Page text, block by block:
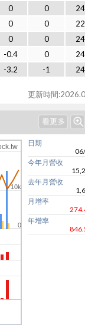
0 0
0 0
0 0
-0.4 0
-3.2 -1
更新時間
0
10k
日期
今年月營收
去年月營收
月增率
年增率